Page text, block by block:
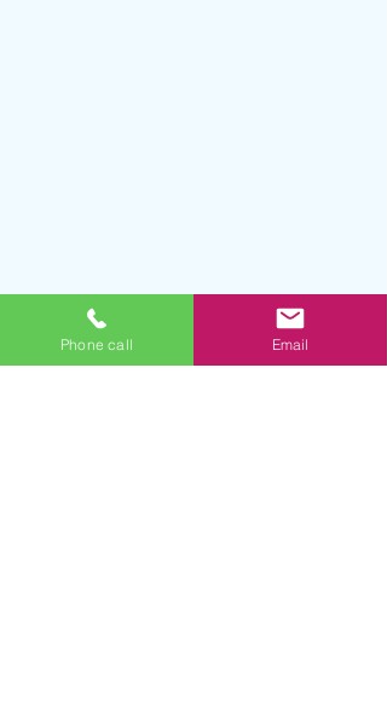
Phone call Email